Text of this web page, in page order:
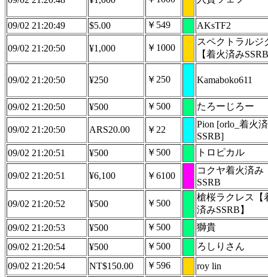
09/02 21:20:49 $5.00 ￥549 AKsTF2
09/02 21:20:50 ¥1,000 ￥1000
スペクトラルジ
【着火済み
09/02 21:20:50 ¥250 ￥250 Kamaboko611
09/02 21:20:50 ¥500 ￥500 たろーじろー
09/02 21:20:50 ARS20.00 ￥22
Pion [orlo_着火
SSRB]
09/02 21:20:51
¥500 ￥500 トロピカル
09/02 21:20:51 ¥6,100 ￥6100
コクヤ着火済み
SSRB
09/02 21:20:52 ¥500 ￥500
槍桜ラクレス【
済みSSRB】
09/02 21:20:53
¥500 ￥500
獅貴
09/02 21:20:54
¥500 ￥500
ろしりさん
09/02 21:20:54
NT$150.00 ￥596
roy lin